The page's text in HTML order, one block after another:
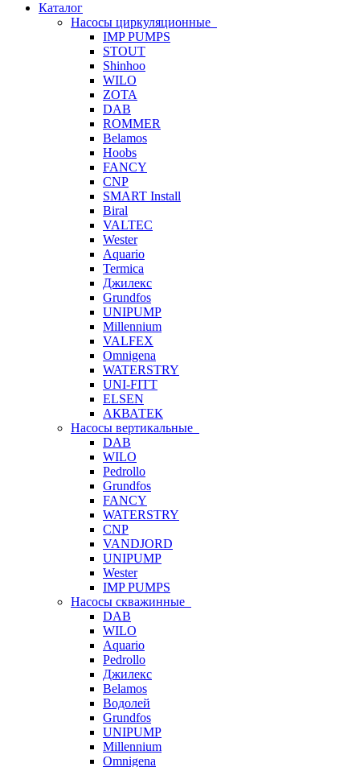
Каталог
Насосы циркуляционные
IMP PUMPS
STOUT
Shinhoo
WILO
ZOTA
DAB
ROMMER
Belamos
Hoobs
FANCY
CNP
SMART Install
Biral
VALTEC
Wester
Aquario
Termica
Джилекс
Grundfos
UNIPUMP
Millennium
VALFEX
Omnigena
WATERSTRY
UNI-FITT
ELSEN
АКВАТЕК
Насосы вертикальные
DAB
WILO
Pedrollo
Grundfos
FANCY
WATERSTRY
CNP
VANDJORD
UNIPUMP
Wester
IMP PUMPS
Насосы скважинные
DAB
WILO
Aquario
Pedrollo
Джилекс
Belamos
Водолей
Grundfos
UNIPUMP
Millennium
Omnigena